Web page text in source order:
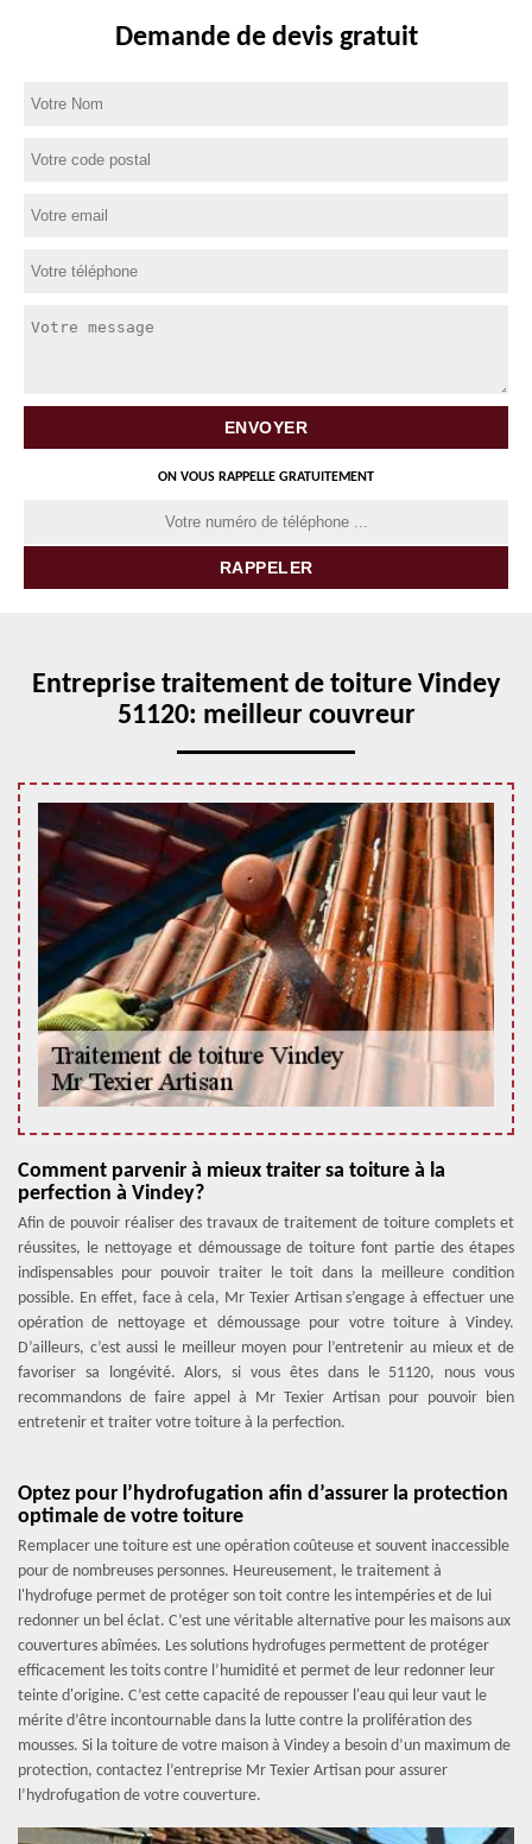
Demande de devis gratuit
ON VOUS RAPPELLE GRATUITEMENT
Entreprise traitement de toiture Vindey
51120: meilleur couvreur
Comment parvenir à mieux traiter sa toiture à la
perfection à Vindey?
Afin de pouvoir réaliser des travaux de traitement de toiture complets et
réussites, le nettoyage et démoussage de toiture font partie des étapes
indispensables pour pouvoir traiter le toit dans la meilleure condition
possible. En effet, face à cela, Mr Texier Artisan s’engage à effectuer une
opération de nettoyage et démoussage pour votre toiture à Vindey.
D’ailleurs, c’est aussi le meilleur moyen pour l’entretenir au mieux et de
favoriser sa longévité. Alors, si vous êtes dans le 51120, nous vous
recommandons de faire appel à Mr Texier Artisan pour pouvoir bien
entretenir et traiter votre toiture à la perfection.
Optez pour l’hydrofugation afin d’assurer la protection
optimale de votre toiture
Remplacer une toiture est une opération coûteuse et souvent inaccessible
pour de nombreuses personnes. Heureusement, le traitement à
l'hydrofuge permet de protéger son toit contre les intempéries et de lui
redonner un bel éclat. C’est une véritable alternative pour les maisons aux
couvertures abîmées. Les solutions hydrofuges permettent de protéger
efficacement les toits contre l’humidité et permet de leur redonner leur
teinte d'origine. C’est cette capacité de repousser l'eau qui leur vaut le
mérite d’être incontournable dans la lutte contre la prolifération des
mousses. Si la toiture de votre maison à Vindey a besoin d’un maximum de
protection, contactez l’entreprise Mr Texier Artisan pour assurer
l’hydrofugation de votre couverture.